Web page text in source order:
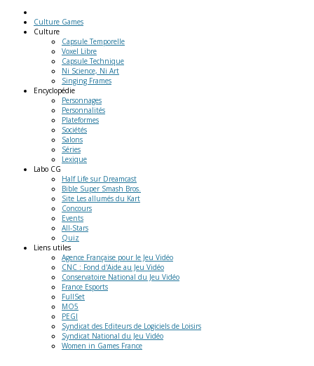
Culture Games
Culture
Capsule Temporelle
Voxel Libre
Capsule Technique
Ni Science, Ni Art
Singing Frames
Encyclopédie
Personnages
Personnalités
Plateformes
Sociétés
Salons
Séries
Lexique
Labo CG
Half Life sur Dreamcast
Bible Super Smash Bros.
Site Les allumés du Kart
Concours
Events
All-Stars
Quiz
Liens utiles
Agence Française pour le Jeu Vidéo
CNC : Fond d'Aide au Jeu Vidéo
Conservatoire National du Jeu Vidéo
France Esports
FullSet
MO5
PEGI
Syndicat des Editeurs de Logiciels de Loisirs
Syndicat National du Jeu Vidéo
Women in Games France